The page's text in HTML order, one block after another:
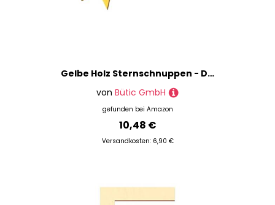
Gelbe Holz Sternschnuppen - Deko Zuschnitte 1-50cm, Breite:3cm, Pack mit:25 Stück
von Bütic GmbH
gefunden bei Amazon
10,48 €
Versandkosten: 6,90 €